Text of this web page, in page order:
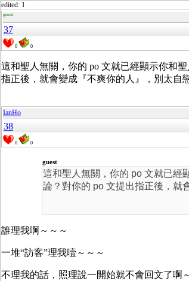
edited: 1
guest
37
0 0
這和聖人無關，你的 po 文就已經顯示你和
指正後，就會變成『不爽你的人』，別太自
IanHo
38
0 0
guest
這和聖人無關，你的 po 文就已經
論？對你的 po 文提出指正後，就
誰理我啊～～～
一堆“訪客”理我噎～～～
不理我的話，照理說一開始就不會回文了啊